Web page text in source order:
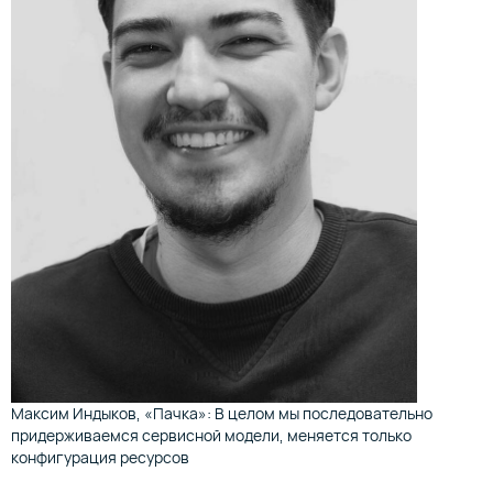
Максим Индыков, «Пачка»: В целом мы последовательно
придерживаемся сервисной модели, меняется только
конфигурация ресурсов